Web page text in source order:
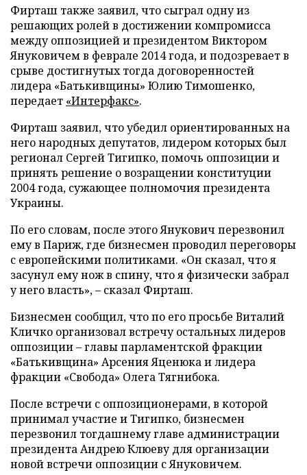
Фирташ также заявил, что сыграл одну из
решающих ролей в достижении компромисса
между оппозицией и президентом Виктором
Януковичем в феврале 2014 года, и подозревает в
срыве достигнутых тогда договоренностей
лидера «Батькивщины» Юлию Тимошенко,
передает «Интерфакс».
Фирташ заявил, что убедил ориентированных на
него народных депутатов, лидером которых был
регионал Сергей Тигипко, помочь оппозиции и
принять решение о возращении конституции
2004 года, сужающее полномочия президента
Украины.
По его словам, после этого Янукович перезвонил
ему в Париж, где бизнесмен проводил переговоры
с европейскими политиками. «Он сказал, что я
засунул ему нож в спину, что я физически забрал
у него власть», – сказал Фирташ.
Бизнесмен сообщил, что по его просьбе Виталий
Кличко организовал встречу остальных лидеров
оппозиции – главы парламентской фракции
«Батькивщина» Арсения Яценюка и лидера
фракции «Свобода» Олега Тягнибока.
После встречи с оппозиционерами, в которой
принимал участие и Тигипко, бизнесмен
перезвонил тогдашнему главе администрации
президента Андрею Клюеву для организации
новой встречи оппозиции с Януковичем.